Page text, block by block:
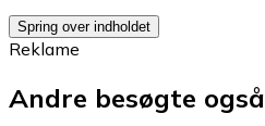
Spring over indholdet
Reklame
Andre besøgte også